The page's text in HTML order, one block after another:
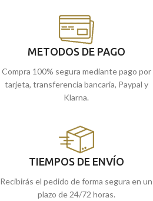
METODOS DE PAGO
Compra 100% segura mediante pago por
tarjeta, transferencia bancaria, Paypal y
Klarna.
TIEMPOS DE ENVÍO
Recibirás el pedido de forma segura en un
plazo de 24/72 horas.